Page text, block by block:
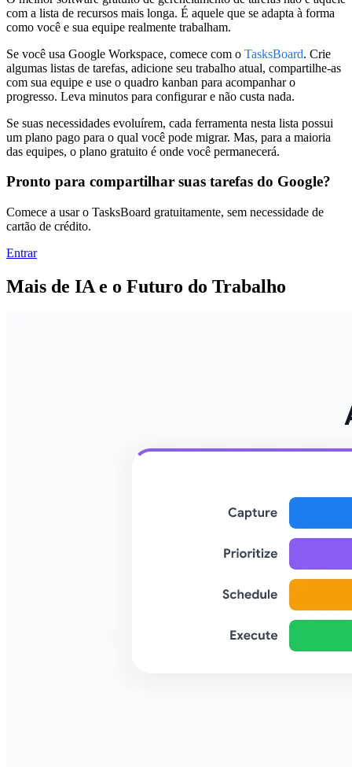
com a lista de recursos mais longa. É aquele que se adapta à forma
como você e sua equipe realmente trabalham.
Se você usa Google Workspace, comece com o TasksBoard. Crie
algumas listas de tarefas, adicione seu trabalho atual, compartilhe-as
com sua equipe e use o quadro kanban para acompanhar o
progresso. Leva minutos para configurar e não custa nada.
Se suas necessidades evoluírem, cada ferramenta nesta lista possui
um plano pago para o qual você pode migrar. Mas, para a maioria
das equipes, o plano gratuito é onde você permanecerá.
Pronto para compartilhar suas tarefas do Google?
Comece a usar o TasksBoard gratuitamente, sem necessidade de
cartão de crédito.
Entrar
Mais de IA e o Futuro do Trabalho